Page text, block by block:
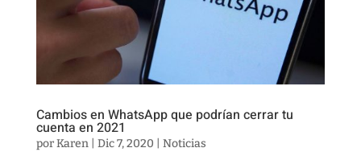
Cambios en WhatsApp que podrían cerrar tu
cuenta en 2021
porKaren| Dic 7, 2020 Noticias